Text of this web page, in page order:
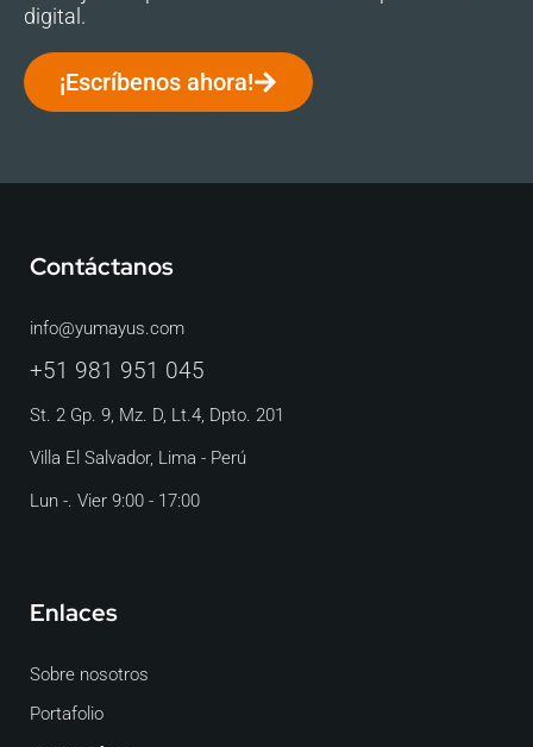
digital.
¡Escríbenos ahora!
Contáctanos
info@yumayus.com
+51 981 951 045
St. 2 Gp. 9, Mz. D, Lt.4, Dpto. 201
Villa El Salvador, Lima - Perú
Lun -. Vier 9:00 - 17:00
Enlaces
Sobre nosotros
Portafolio